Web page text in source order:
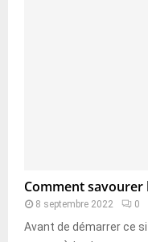
Comment savourer
8 septembre 2022 0
Avant de démarrer ce